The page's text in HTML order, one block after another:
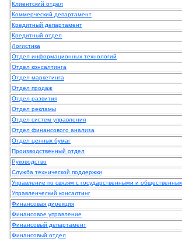
Клиентский отдел
Коммерческий департамент
Кредитный департамент
Кредитный отдел
Логистика
Отдел информационных технологий
Отдел консалтинга
Отдел маркетинга
Отдел продаж
Отдел развития
Отдел рекламы
Отдел систем управления
Отдел финансового анализа
Отдел ценных бумаг
Производственный отдел
Руководство
Служба технической поддержки
Управление по связям с государственными и
Управленческий консалтинг
Финансовая дирекция
Финансовое управление
Финансовый департамент
Финансовый отдел